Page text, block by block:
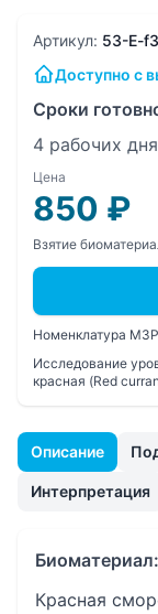
Описание
Интерпретация
Биоматериал:
Красная
Артикул: 53-E-
Доступно с
Сроки
4 рабочих дня
Цена
850 ₽
Взятие
Номенклатура
Исследование
красная (Red